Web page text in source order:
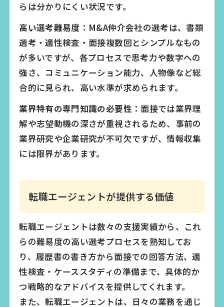
らは分かりにくい状況です。
高い選考難易度： M&A仲介会社の選考は、書類
選考・適性検査・面接複数回とシンプルなもの
が多いですが、各プロセスで思考力や数字への
強さ、コミュニケーション能力、人物像など総
合的に見られ、高い水準が求められます。
業界特有の専門知識の必要性：面接では業界理
解や志望動機の深さが重視されるため、事前の
業界研究や企業研究が不可欠ですが、情報収集
には限界があります。
転職エージェントが提供する価値
転職エージェントは数々の支援実績から、これ
らの難易度の高い選考プロセスを熟知してお
り、履歴書の書き方から面接での回答方法、適
性検査・ケーススタディの準備まで、具体的か
つ戦略的なアドバイスを提供してくれます。
また、転職エージェントは、日々の業務を通じ